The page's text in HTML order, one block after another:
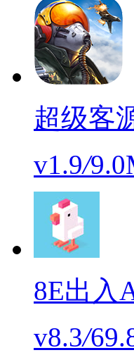
超级客
v1.9/
8E出入
v8.3/